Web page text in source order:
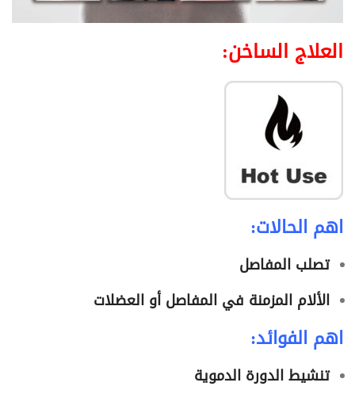
العلاج الساخن:
اهم الحالات:
تصلب المفاصل
الألام المزمنة في المفاصل أو العضلات
اهم الفوائد:
تنشيط الدورة الدموية